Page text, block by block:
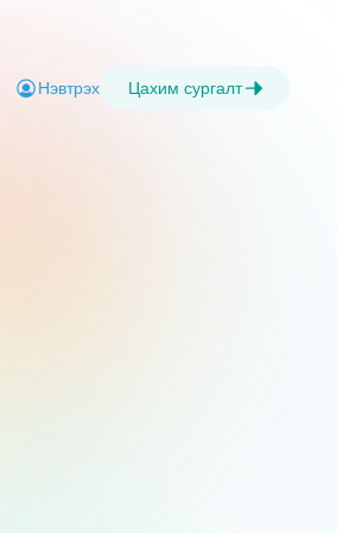
Нэвтрэх Цахим сургалт